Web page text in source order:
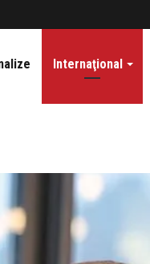
Internaţional